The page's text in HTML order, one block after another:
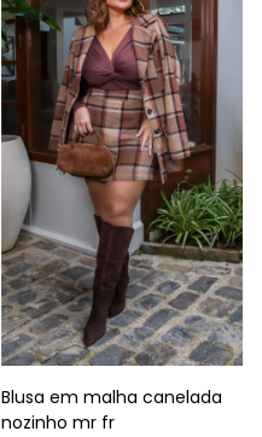
Blusa em malha canelada
nozinho mr fr